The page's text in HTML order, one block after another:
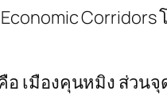
Economic
เมืองคุนหมิง ส่วน